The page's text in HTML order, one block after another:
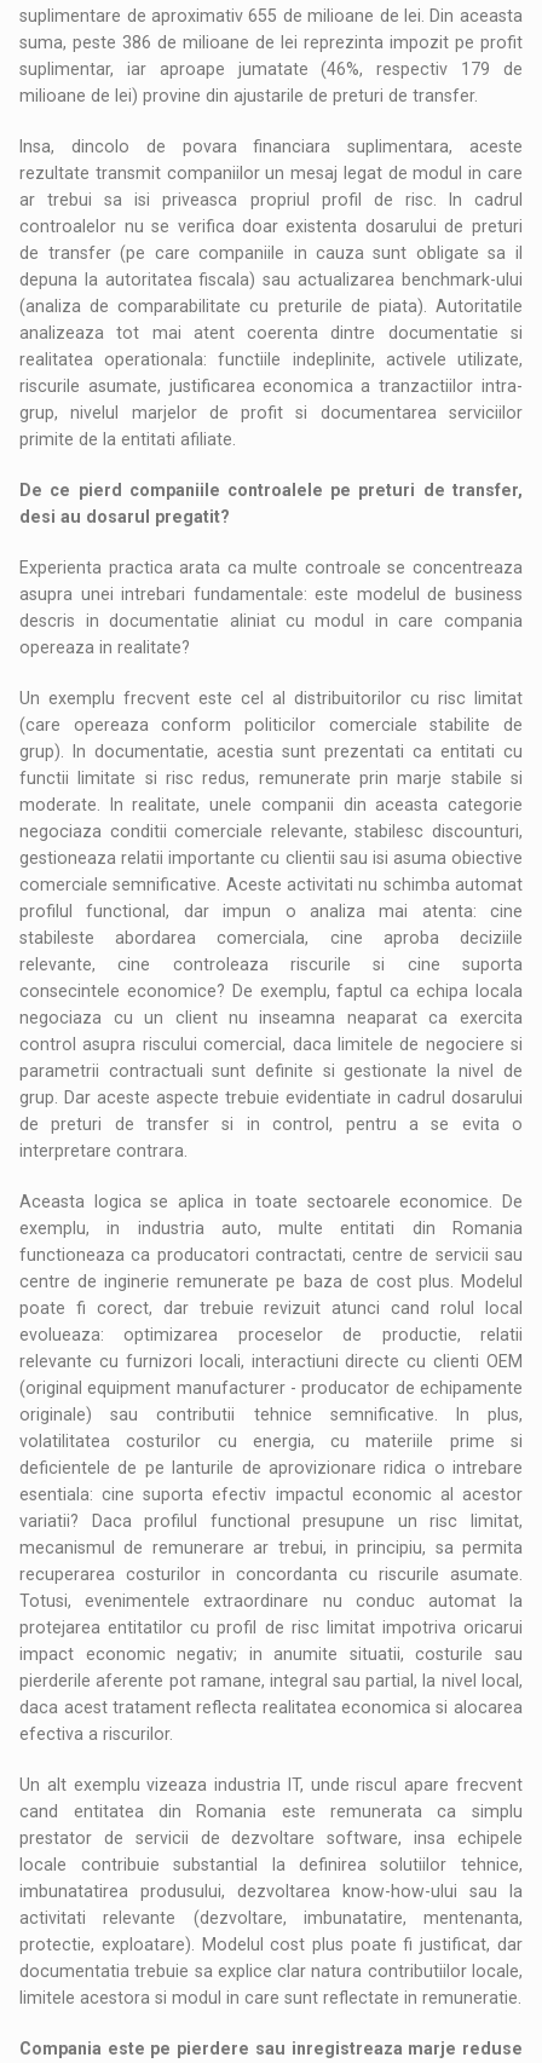
suplimentare de aproximativ 655 de milioane de lei. Din aceasta
suma, peste 386 de milioane de lei reprezinta impozit pe profit
suplimentar, iar aproape jumatate (46%, respectiv 179 de
milioane de lei) provine din ajustarile de preturi de transfer.
Insa, dincolo de povara financiara suplimentara, aceste
rezultate transmit companiilor un mesaj legat de modul in care
ar trebui sa isi priveasca propriul profil de risc. In cadrul
controalelor nu se verifica doar existenta dosarului de preturi
de transfer (pe care companiile in cauza sunt obligate sa il
depuna la autoritatea fiscala) sau actualizarea benchmark-ului
(analiza de comparabilitate cu preturile de piata). Autoritatile
analizeaza tot mai atent coerenta dintre documentatie si
realitatea operationala: functiile indeplinite, activele utilizate,
riscurile asumate, justificarea economica a tranzactiilor intra-
grup, nivelul marjelor de profit si documentarea serviciilor
primite de la entitati afiliate.
De ce pierd companiile controalele pe preturi de transfer,
desi au dosarul pregatit?
Experienta practica arata ca multe controale se concentreaza
asupra unei intrebari fundamentale: este modelul de business
descris in documentatie aliniat cu modul in care compania
opereaza in realitate?
Un exemplu frecvent este cel al distribuitorilor cu risc limitat
(care opereaza conform politicilor comerciale stabilite de
grup). In documentatie, acestia sunt prezentati ca entitati cu
functii limitate si risc redus, remunerate prin marje stabile si
moderate. In realitate, unele companii din aceasta categorie
negociaza conditii comerciale relevante, stabilesc discounturi,
gestioneaza relatii importante cu clientii sau isi asuma obiective
comerciale semnificative. Aceste activitati nu schimba automat
profilul functional, dar impun o analiza mai atenta: cine
stabileste abordarea comerciala, cine aproba deciziile
relevante, cine controleaza riscurile si cine suporta
consecintele economice? De exemplu, faptul ca echipa locala
negociaza cu un client nu inseamna neaparat ca exercita
control asupra riscului comercial, daca limitele de negociere si
parametrii contractuali sunt definite si gestionate la nivel de
grup. Dar aceste aspecte trebuie evidentiate in cadrul dosarului
de preturi de transfer si in control, pentru a se evita o
interpretare contrara.
Aceasta logica se aplica in toate sectoarele economice. De
exemplu, in industria auto, multe entitati din Romania
functioneaza ca producatori contractati, centre de servicii sau
centre de inginerie remunerate pe baza de cost plus. Modelul
poate fi corect, dar trebuie revizuit atunci cand rolul local
evolueaza: optimizarea proceselor de productie, relatii
relevante cu furnizori locali, interactiuni directe cu clienti OEM
(original equipment manufacturer - producator de echipamente
originale) sau contributii tehnice semnificative. In plus,
volatilitatea costurilor cu energia, cu materiile prime si
deficientele de pe lanturile de aprovizionare ridica o intrebare
esentiala: cine suporta efectiv impactul economic al acestor
variatii? Daca profilul functional presupune un risc limitat,
mecanismul de remunerare ar trebui, in principiu, sa permita
recuperarea costurilor in concordanta cu riscurile asumate.
Totusi, evenimentele extraordinare nu conduc automat la
protejarea entitatilor cu profil de risc limitat impotriva oricarui
impact economic negativ; in anumite situatii, costurile sau
pierderile aferente pot ramane, integral sau partial, la nivel local,
daca acest tratament reflecta realitatea economica si alocarea
efectiva a riscurilor.
Un alt exemplu vizeaza industria IT, unde riscul apare frecvent
cand entitatea din Romania este remunerata ca simplu
prestator de servicii de dezvoltare software, insa echipele
locale contribuie substantial la definirea solutiilor tehnice,
imbunatatirea produsului, dezvoltarea know-how-ului sau la
activitati relevante (dezvoltare, imbunatatire, mentenanta,
protectie, exploatare). Modelul cost plus poate fi justificat, dar
documentatia trebuie sa explice clar natura contributiilor locale,
limitele acestora si modul in care sunt reflectate in remuneratie.
Compania este pe pierdere sau inregistreaza marje reduse